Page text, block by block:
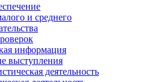
и среднего
информация
выступления
деятельность